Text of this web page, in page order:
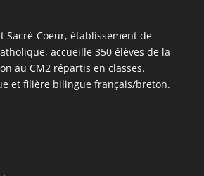
Sacré-Coeur, établissement de
accueille 350 élèves de la
au CM2 répartis en classes.
et filière bilingue français/breton.